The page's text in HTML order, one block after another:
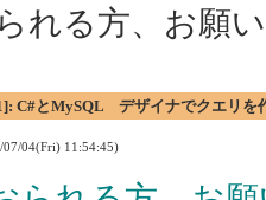
れる方、お願
C#とMySQL デザイナでクエリを
04(Fri) 11:54:45)